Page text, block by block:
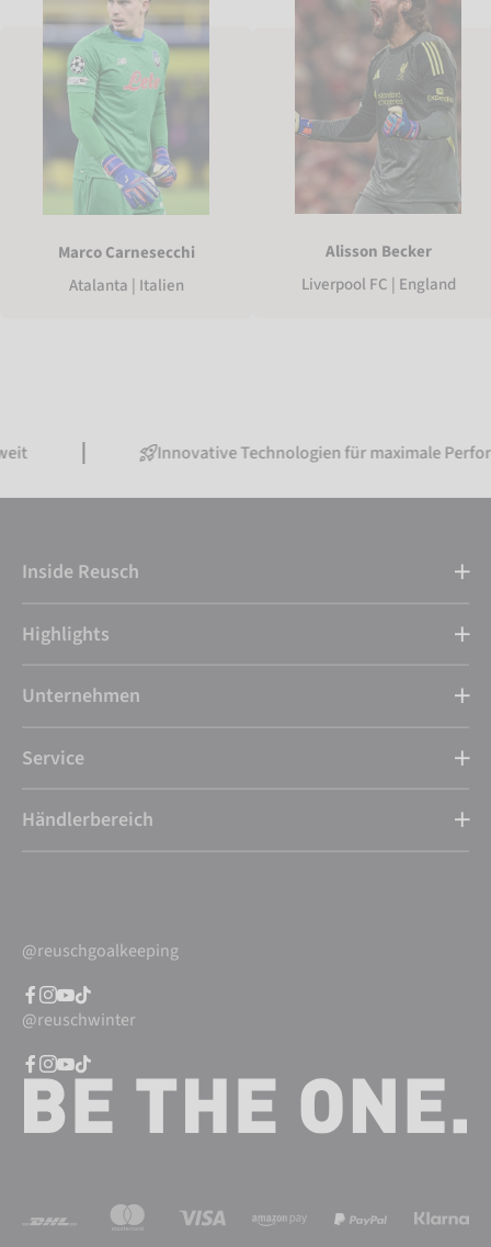
Marco Carnesecchi
Atalanta | Italien
Alisson Becker
Liverpool FC | England
Innovative Technologien für maximale Performance
Inside Reusch
Highlights
Unternehmen
Service
Händlerbereich
@reuschgoalkeeping
@reuschwinter